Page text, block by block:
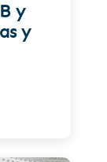
y
y